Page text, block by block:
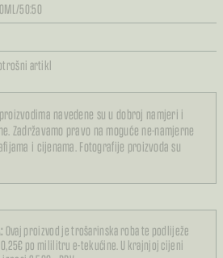
50:50
artikl
Ovaj proizvod je trošarinska roba te podliježe
po mililitru e-tekućine. U krajnjoj cijeni
navedene su u dobroj namjeri i
Zadržavamo pravo na moguće ne-namjerne
i cijenama. Fotografije proizvoda su